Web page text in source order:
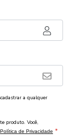
a qualquer
produto. Você,
Política de Privacidade *